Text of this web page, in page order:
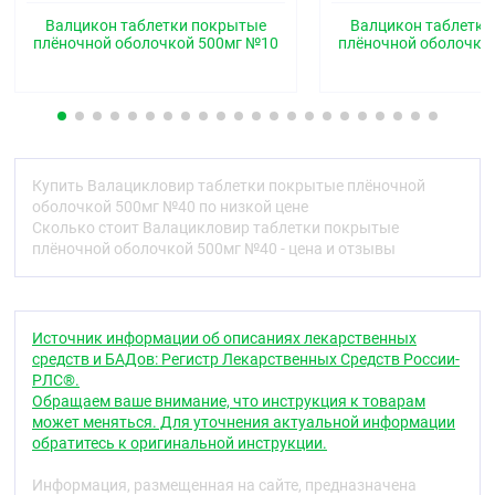
или почти белого цвета.
цвета.
Фармакотерапевтическая группа
Противовирусное средство
Код АТХ
J05AB11, J05AB
Фармакологические свойства
Фармакодинамика
Валацикловир является противовирусным
средством, представляет собой L-валиновый
сложный эфир ацикловира. Ацикловир является
аналогом пуринового нуклеотида (гуанина).
В организме человека валацикловир быстро и
Валцикон таблетки покрытые
плёночной оболочкой 500мг №10
Валцикон
плёночной
Купить Валацикловир таблетки покрытые плёночной
оболочкой 500мг №40 по низкой цене
Сколько стоит Валацикловир таблетки покрытые
плёночной оболочкой 500мг №40 - цена и отзывы
Источник информации об описаниях лекарственных
средств и БАДов: Регистр Лекарственных Средств России-
РЛС®.
Обращаем ваше внимание, что инструкция к товарам
может меняться. Для уточнения актуальной информации
обратитесь к оригинальной инструкции.
Информация, размещенная на сайте, предназначена